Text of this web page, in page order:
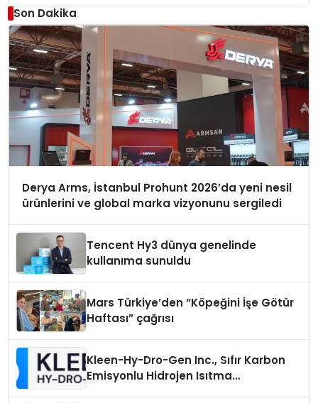
Son Dakika
Derya Arms, İstanbul Prohunt 2026’da yeni nesil
ürünlerini ve global marka vizyonunu sergiledi
Tencent Hy3 dünya genelinde
kullanıma sunuldu
Mars Türkiye’den “Köpeğini İşe Götür
Haftası” çağrısı
Kleen-Hy-Dro-Gen Inc., Sıfır Karbon
Emisyonlu Hidrojen Isıtma